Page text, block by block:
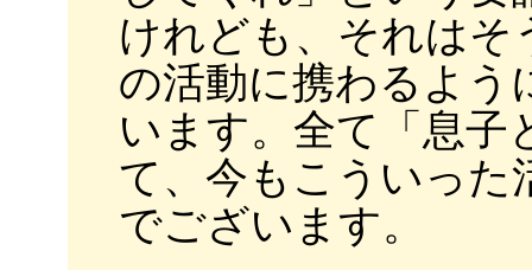
けれども、それはそ
の活動に携わるよう
います。全て「息子
て、今もこういった
でございます。